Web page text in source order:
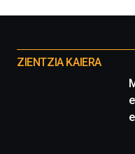
proyectos
ZIENTZIA KAIERA